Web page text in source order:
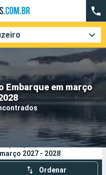
em março
Companhias
2027 - 2028
Ordenar